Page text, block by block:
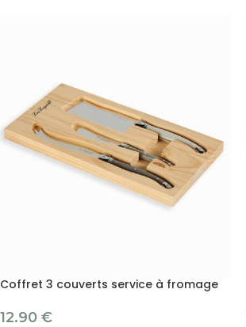
Coffret 3 couverts service à fromage
12.90 €